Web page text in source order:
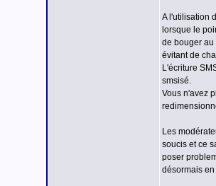
A l'utilisation
lorsque le
de bouger au
évitant de
L'écriture
smsisé.
Vous n'avez
Les
soucis et ce
poser
désormais